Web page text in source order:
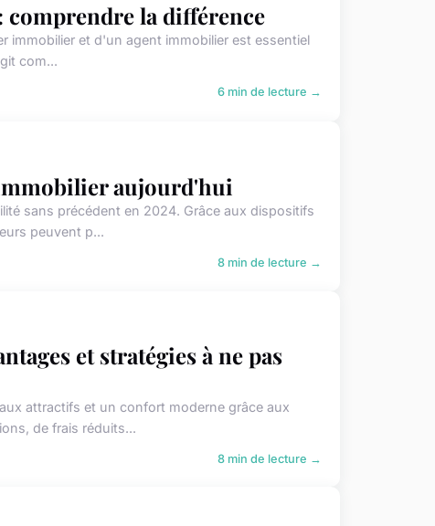
la différence
immobilier et d'un agent immobilier est essentiel
com...
6 min de lecture →
aujourd'hui
sans précédent en 2024. Grâce aux dispositifs
peuvent p...
8 min de lecture →
et stratégies à ne pas
attractifs et un confort moderne grâce aux
de frais réduits...
8 min de lecture →